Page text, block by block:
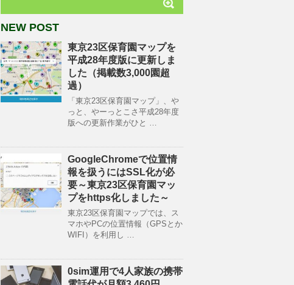
NEW POST
東京23区保育園マップを
平成28年度版に更新しま
した（掲載数3,000園超
過）
「東京23区保育園マップ」、や
っと、やーっとこさ平成28年度
版への更新作業がひと …
GoogleChromeで位置情
報を扱うにはSSL化が必
要～東京23区保育園マッ
プをhttps化しました～
東京23区保育園マップでは、ス
マホやPCの位置情報（GPSとか
WIFI）を利用し …
0sim運用で4人家族の携帯